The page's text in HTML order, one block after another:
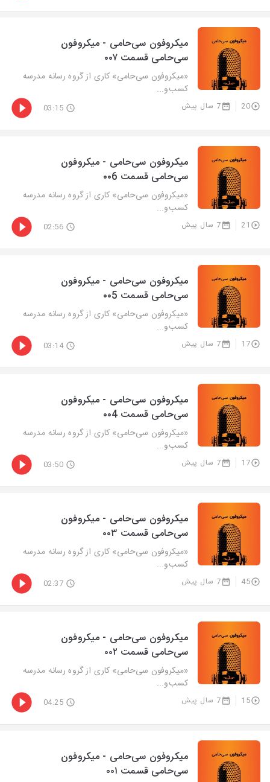
میکروفون سی‌حامی - میکروفون
سی‌حامی قسمت ۰۰۷
«میکروفون سی‌حامی» کاری از گروه رسانه مدرسه
کسب‌و‌...
20 7 سال پیش 03:15
میکروفون سی‌حامی - میکروفون
سی‌حامی قسمت ۰۰6
«میکروفون سی‌حامی» کاری از گروه رسانه مدرسه
کسب‌و‌...
21 7 سال پیش 02:56
میکروفون سی‌حامی - میکروفون
سی‌حامی قسمت ۰۰5
«میکروفون سی‌حامی» کاری از گروه رسانه مدرسه
کسب‌و‌...
17 7 سال پیش 03:14
میکروفون سی‌حامی - میکروفون
سی‌حامی قسمت ۰۰4
«میکروفون سی‌حامی» کاری از گروه رسانه مدرسه
کسب‌و‌...
17 7 سال پیش 03:50
میکروفون سی‌حامی - میکروفون
سی‌حامی قسمت ۰۰۳
«میکروفون سی‌حامی» کاری از گروه رسانه مدرسه
کسب‌و‌...
45 7 سال پیش 02:37
میکروفون سی‌حامی - میکروفون
سی‌حامی قسمت ۰۰۲
«میکروفون سی‌حامی» کاری از گروه رسانه مدرسه
کسب‌و‌...
15 7 سال پیش 04:25
میکروفون سی‌حامی - میکروفون
سی‌حامی قسمت ۰۰۱